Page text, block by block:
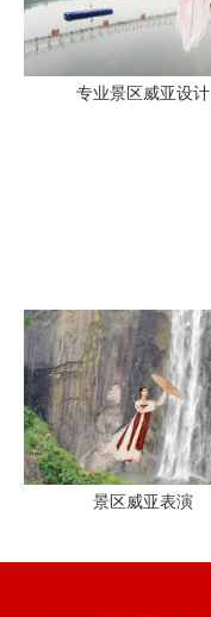
专业景区威亚设计
景区威亚表演